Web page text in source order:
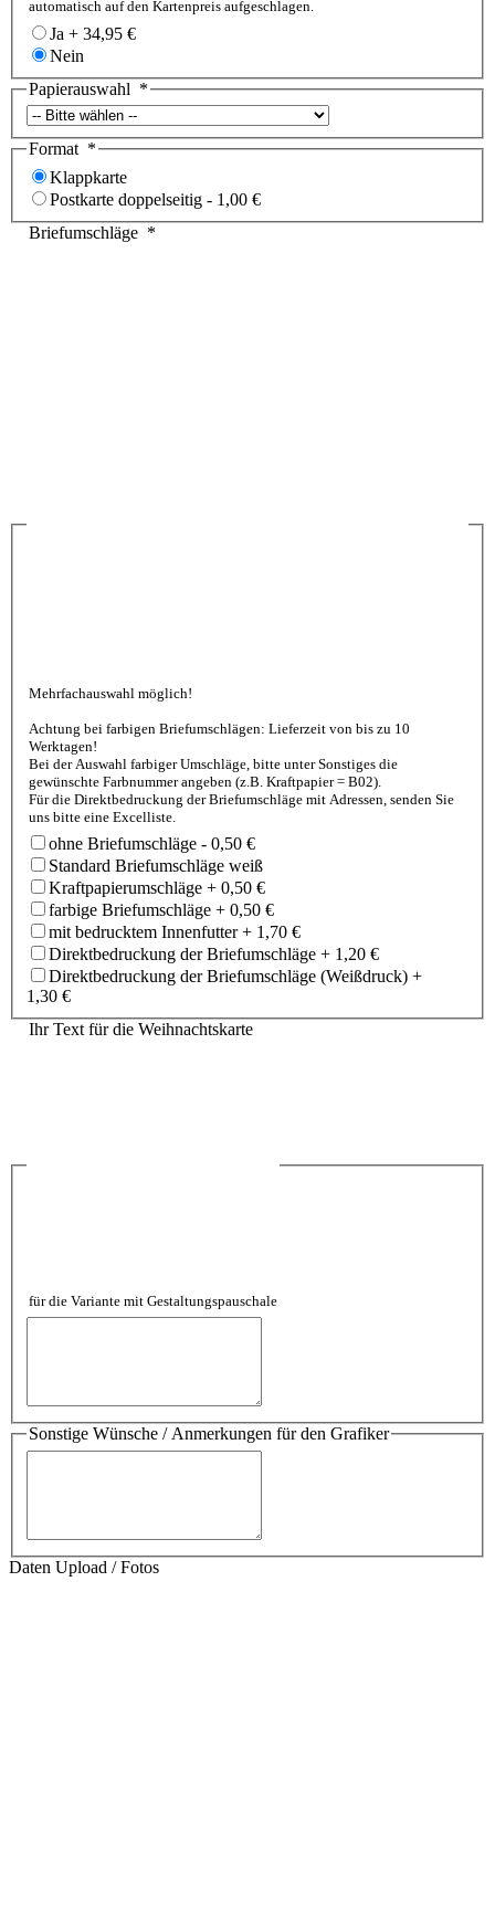
automatisch auf den Kartenpreis aufgeschlagen.
Ja + 34,95 €
Nein
Papierauswahl *
Format *
Klappkarte
Postkarte doppelseitig - 1,00 €
Briefumschläge *
Mehrfachauswahl möglich!
Achtung bei farbigen Briefumschlägen: Lieferzeit von bis zu 10
Werktagen!
Bei der Auswahl farbiger Umschläge, bitte unter Sonstiges die
gewünschte Farbnummer angeben (z.B. Kraftpapier = B02).
Für die Direktbedruckung der Briefumschläge mit Adressen, senden Sie
uns bitte eine Excelliste.
ohne Briefumschläge - 0,50 €
Standard Briefumschläge weiß
Kraftpapierumschläge + 0,50 €
farbige Briefumschläge + 0,50 €
mit bedrucktem Innenfutter+ 1,70 €
Direktbedruckung der Briefumschläge + 1,20 €
Direktbedruckung der Briefumschläge (Weißdruck) +
1,30 €
Ihr Text für die Weihnachtskarte
für die Variante mit Gestaltungspauschale
Sonstige Wünsche / Anmerkungen für den Grafiker
Daten Upload / Fotos